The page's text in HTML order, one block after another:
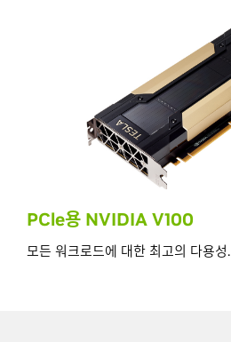
PCle용 NVIDIA V100
모든 워크로드에 대한 최고의 다용성.